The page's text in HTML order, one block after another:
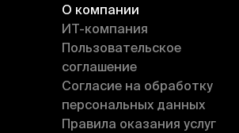
О компании
ИT-компания
Пользовательское
соглашение
Согласие на обработку
персональных данных
Правила оказания услуг